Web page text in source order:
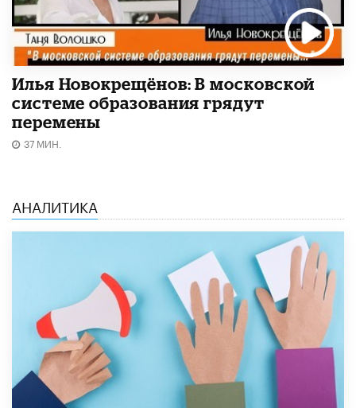
Илья Новокрещёнов: В московской
системе образования грядут
перемены
37 МИН.
АНАЛИТИКА